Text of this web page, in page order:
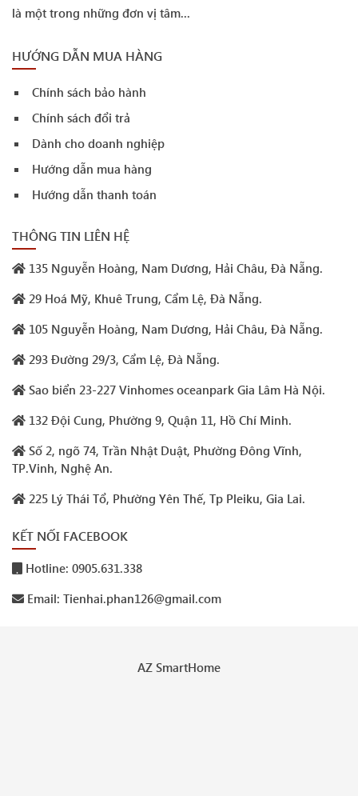
là một trong những đơn vị tâm...
HƯỚNG DẪN MUA HÀNG
Chính sách bảo hành
Chính sách đổi trả
Dành cho doanh nghiệp
Hướng dẫn mua hàng
Hướng dẫn thanh toán
THÔNG TIN LIÊN HỆ
135 Nguyễn Hoàng, Nam Dương, Hải Châu, Đà Nẵng.
29 Hoá Mỹ, Khuê Trung, Cẩm Lệ, Đà Nẵng.
105 Nguyễn Hoàng, Nam Dương, Hải Châu, Đà Nẵng.
293 Đường 29/3, Cẩm Lệ, Đà Nẵng.
Sao biển 23-227 Vinhomes oceanpark Gia Lâm Hà Nội.
132 Đội Cung, Phường 9, Quận 11, Hồ Chí Minh.
Số 2, ngõ 74, Trần Nhật Duật, Phường Đông Vĩnh,
TP.Vinh, Nghệ An.
225 Lý Thái Tổ, Phường Yên Thế, Tp Pleiku, Gia Lai.
KẾT NỐI FACEBOOK
Hotline: 0905.631.338
Email: Tienhai.phan126@gmail.com
AZ SmartHome